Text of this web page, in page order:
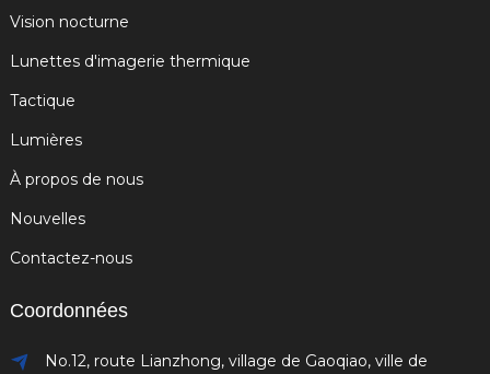
Vision nocturne
Lunettes d'imagerie thermique
Tactique
Lumières
À propos de nous
Nouvelles
Contactez-nous
Coordonnées
No.12, route Lianzhong, village de Gaoqiao, ville de